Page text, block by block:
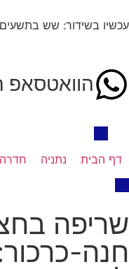
עכשיו בשידור: שש בתשעים
הוואטסאפ
דף הבית נתניה חדרה
שריפה
חנה-